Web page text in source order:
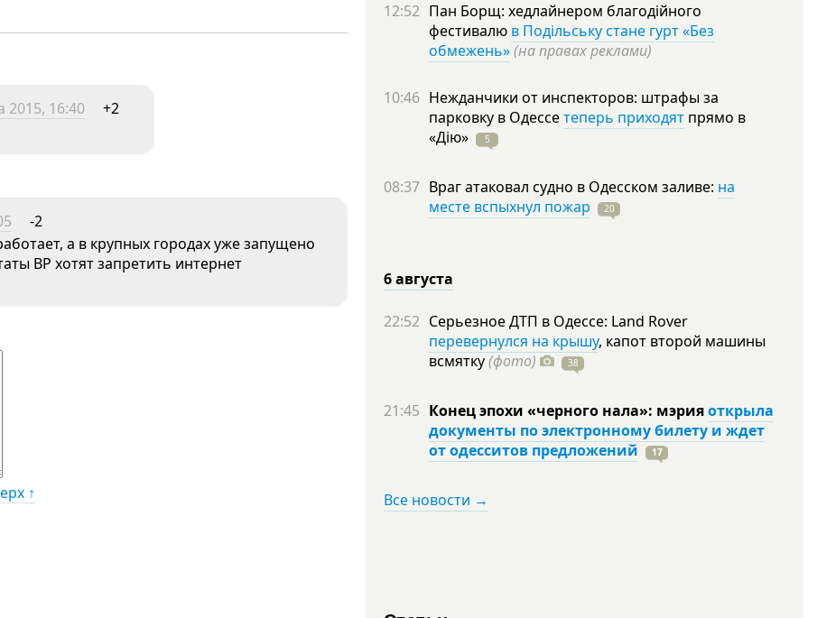
2015, 16:40
+2
-2
а в крупных городах уже запущено
ВР хотят запретить интернет
↑
12:52 Пан Борщ: хедлайнером благодійного
фестивалю в Подільську стане гурт «Без
обмежень»(на правах реклами)
10:46 Нежданчики от инспекторов: штрафы за
парковку в Одессетеперь приходят прямо в
«Дію»
5
08:37 Враг атаковал судно в Одесском заливе: на
месте вспыхнул пожар
20
6 августа
22:52 Серьезное ДТП в Одессе: Land Rover
перевернулся на крышу, капот второй машины
всмятку(фото) 38
21:45 Конец эпохи «черного нала»: мэрияоткрыла
документы по электронному билету и ждет
от одесситов предложений
17
Все новости →